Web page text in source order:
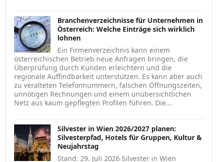
Branchenverzeichnisse für Unternehmen in
Österreich: Welche Einträge sich wirklich
lohnen
Ein Firmenverzeichnis kann einem
österreichischen Betrieb neue Anfragen bringen, die
Überprüfung durch Kunden erleichtern und die
regionale Auffindbarkeit unterstützen. Es kann aber auch
zu veralteten Telefonnummern, falschen Öffnungszeiten,
unnötigen Rechnungen und einem unübersichtlichen
Netz aus kaum gepflegten Profilen führen. Die...
Silvester in Wien 2026/2027 planen:
Silvesterpfad, Hotels für Gruppen, Kultur &
Neujahrstag
Stand: 29. Juli 2026 Silvester in Wien